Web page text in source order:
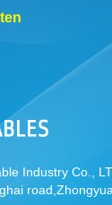
Industry Co.,